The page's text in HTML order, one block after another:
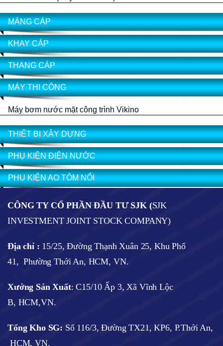
MÁNG CÁP
KHAY CÁP
THANG CÁP
MÁY THI CÔNG
Máy bơm nước mặt công trình Vikino
THIẾT BỊ XÂY DỰNG
PHỤ KIỆN ĐIỆN NƯỚC
PHỤ KIỆN AO TÔM NỔI
CÔNG TY CỔ PHẦN ĐẦU TƯ SJK (SJK
INVESTMENT JOINT STOCK COMPANY)
Địa chỉ : 15/25, Đường Thạnh Xuân 25, Khu Phố
41, Phường Thới An, HCM, VN.
Xưởng Sản Xuất: C15/10 Ấp 3, Xã Vĩnh Lộc
B, HCM,VN.
Tổng Kho SG: Số 116/3, Đường TX21, KP6, P.Thới An,
HCM, VN.